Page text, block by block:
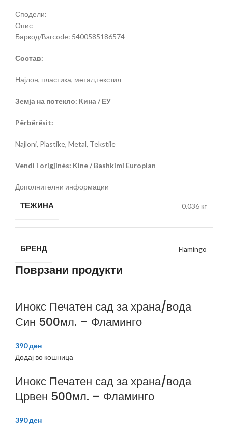
Сподели:
Опис
Баркод/Barcode: 5400585186574
Состав:
Најлон, пластика, метал,текстил
Земја на потекло: Кина / ЕУ
Përbërësit:
Najloni, Plastike, Metal, Tekstile
Vendi i origjinës: Kine / Bashkimi Europian
Дополнителни информации
ТЕЖИНА 0.036 кг
БРЕНД Flamingo
Поврзани продукти
Инокс Печатен сад за храна/вода
Син 500мл. – Фламинго
390ден
Додај во кошница
Инокс Печатен сад за храна/вода
Црвен 500мл. – Фламинго
390ден